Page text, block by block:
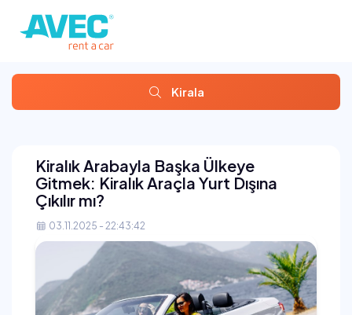
Kirala
Kiralık Arabayla Başka Ülkeye
Gitmek: Kiralık Araçla Yurt Dışına
Çıkılır mı?
03.11.2025 - 22:43:42